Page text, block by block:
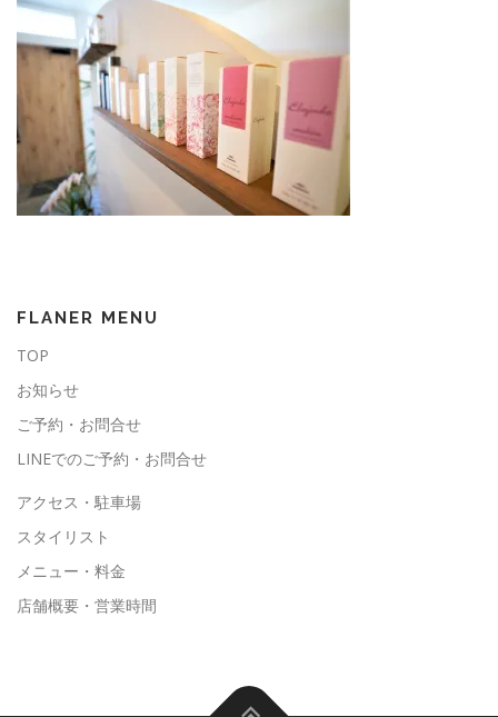
FLANER MENU
TOP
お知らせ
ご予約・お問合せ
LINEでのご予約・お問合せ
アクセス・駐車場
スタイリスト
メニュー・料金
店舗概要・営業時間